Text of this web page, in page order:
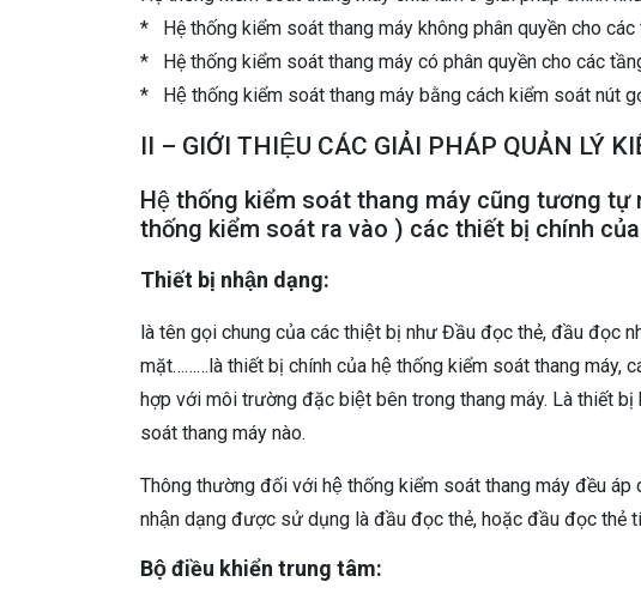
* Hệ thống kiểm soát thang máy không phân quyền cho các
* Hệ thống kiểm soát thang máy có phân quyền cho các
* Hệ thống kiểm soát thang máy bằng cách kiểm soát nút
II – GIỚI THIỆU CÁC GIẢI PHÁP QUẢN LÝ
Hệ thống kiểm soát thang máy cũng tương
thống kiểm soát ra vào ) các thiết bị chính
Thiết bị nhận dạng:
là tên gọi chung của các thiệt bị như Đầu đọc thẻ, đầu đọc
mặt………là thiết bị chính của hệ thống kiểm soát thang máy,
hợp với môi trường đặc biệt bên trong thang máy. Là thiết
soát thang máy nào.
Thông thường đối với hệ thống kiểm soát thang máy đều áp
nhận dạng được sử dụng là đầu đọc thẻ, hoặc đầu đọc thẻ
Bộ điều khiển trung tâm: